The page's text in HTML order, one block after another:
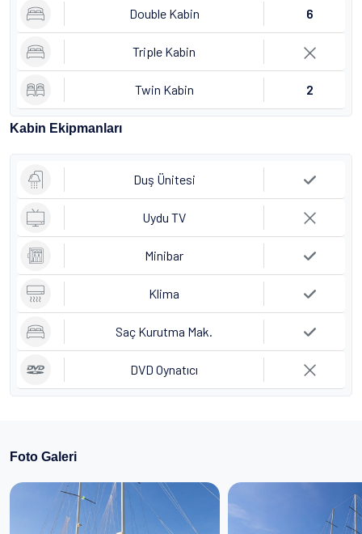
Double Kabin 6
Triple Kabin
Twin Kabin 2
Kabin Ekipmanları
Duş Ünitesi
Uydu TV
Minibar
Klima
Saç Kurutma Mak.
DVD Oynatıcı
Foto Galeri